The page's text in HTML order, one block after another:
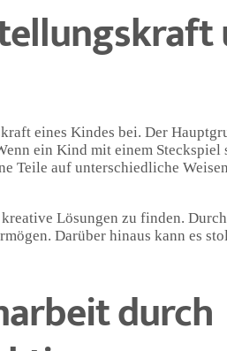
eines Kindes bei. Der
ein Kind mit einem Steckspiel
Teile auf unterschiedliche
Lösungen zu finden.
Darüber hinaus kann es
durch